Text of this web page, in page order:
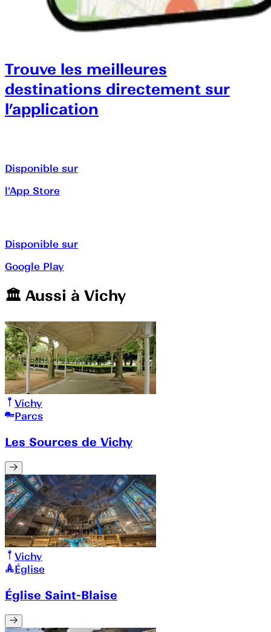
Trouve les meilleures
destinations directement sur
l’application
Disponible sur
l'App Store
Disponible sur
Google Play
🏛️️ Aussi à Vichy
Vichy
Parcs
Les Sources de Vichy
Vichy
Église
Église Saint-Blaise